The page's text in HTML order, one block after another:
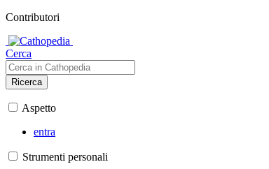
Contributori
Cerca
Ricerca
Aspetto
entra
Strumenti personali